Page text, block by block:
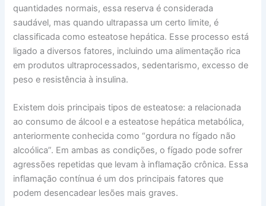
quantidades normais, essa reserva é considerada
saudável, mas quando ultrapassa um certo limite, é
classificada como esteatose hepática. Esse processo está
ligado a diversos fatores, incluindo uma alimentação rica
em produtos ultraprocessados, sedentarismo, excesso de
peso e resistência à insulina.
Existem dois principais tipos de esteatose: a relacionada
ao consumo de álcool e a esteatose hepática metabólica,
anteriormente conhecida como “gordura no fígado não
alcoólica”. Em ambas as condições, o fígado pode sofrer
agressões repetidas que levam à inflamação crônica. Essa
inflamação contínua é um dos principais fatores que
podem desencadear lesões mais graves.